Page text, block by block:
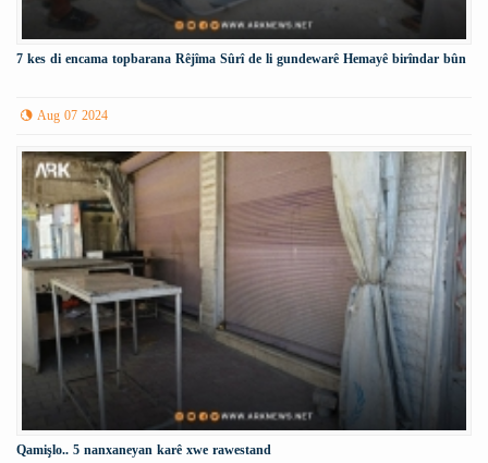
7 kes di encama topbarana Rêjîma Sûrî de li gundewarê Hemayê birîndar bûn
Aug 07 2024
Qamişlo.. 5 nanxaneyan karê xwe rawestand